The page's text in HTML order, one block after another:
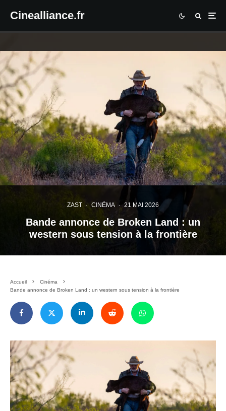
Cinealliance.fr
ZAST · CINÉMA · 21 MAI 2026
Bande annonce de Broken Land : un
western sous tension à la frontière
Accueil
Cinéma
Bande annonce de Broken Land : un western sous tension à la frontière